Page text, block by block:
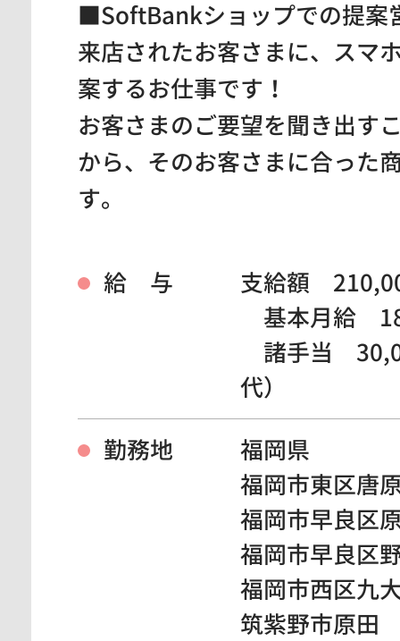
■SoftBankショップでの提案
来店されたお客さまに、スマ
案するお仕事です！
お客さまのご要望を聞き出す
から、そのお客さまに合った
す。
給 与
支給額
基本月給
諸手当
代）
勤務地
福岡県
福岡市東区唐
福岡市早良区
福岡市早良区
福岡市西区九
筑紫野市原田